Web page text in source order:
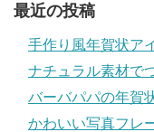
最近の投稿
手作り風年賀状ア
ナチュラル素材で
バーバパパの年賀
かわいい写真フレ